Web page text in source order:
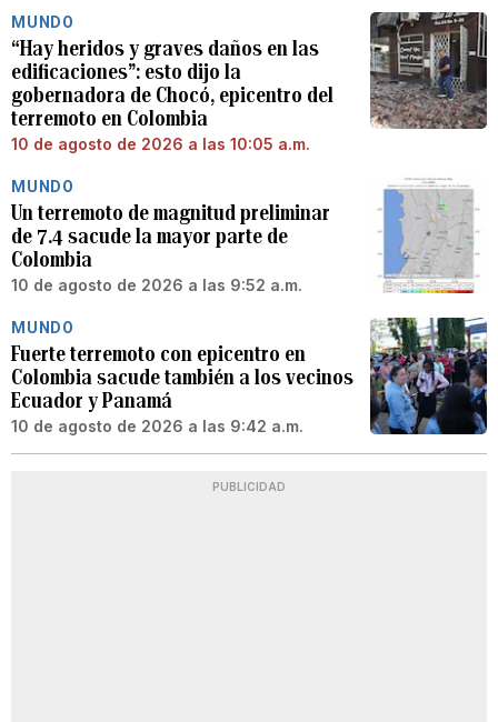
MUNDO
“Hay heridos y graves daños en las
edificaciones”: esto dijo la
gobernadora de Chocó, epicentro del
terremoto en Colombia
10 de agosto de 2026 a las 10:05 a.m.
MUNDO
Un terremoto de magnitud preliminar
de 7.4 sacude la mayor parte de
Colombia
10 de agosto de 2026 a las 9:52 a.m.
MUNDO
Fuerte terremoto con epicentro en
Colombia sacude también a los vecinos
Ecuador y Panamá
10 de agosto de 2026 a las 9:42 a.m.
PUBLICIDAD